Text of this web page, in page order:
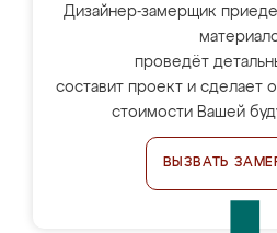
Дизайнер-замерщик
проведёт
составит проект и сделает
стоимости Вашей
ВЫЗВАТЬ